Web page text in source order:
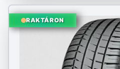
RAKTÁRON